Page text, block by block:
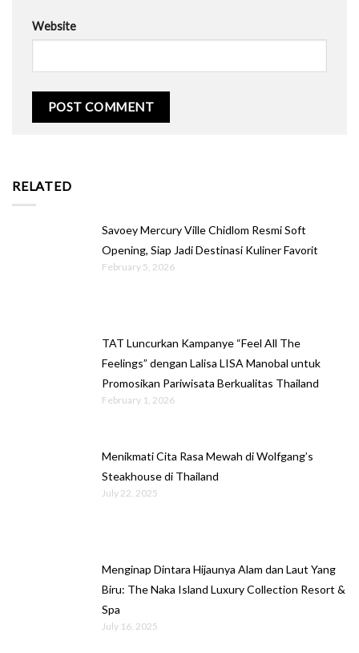
Website
RELATED
Savoey Mercury Ville Chidlom Resmi Soft
Opening, Siap Jadi Destinasi Kuliner Favorit
February 5, 2026
TAT Luncurkan Kampanye “Feel All The
Feelings” dengan Lalisa LISA Manobal untuk
Promosikan Pariwisata Berkualitas Thailand
February 1, 2026
Menikmati Cita Rasa Mewah di Wolfgang’s
Steakhouse di Thailand
July 22, 2025
Menginap Dintara Hijaunya Alam dan Laut Yang
Biru: The Naka Island Luxury Collection Resort &
Spa
July 16, 2025